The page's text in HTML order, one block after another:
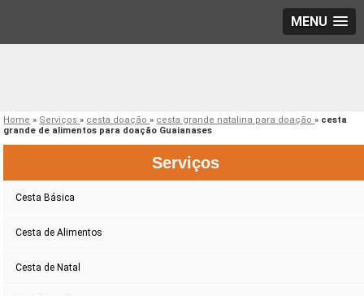
MENU
Home » Serviços» cesta doação» cesta grande natalina para doação» cesta
grande de alimentos para doação Guaianases
Serviços
Cesta Básica
Cesta de Alimentos
Cesta de Natal